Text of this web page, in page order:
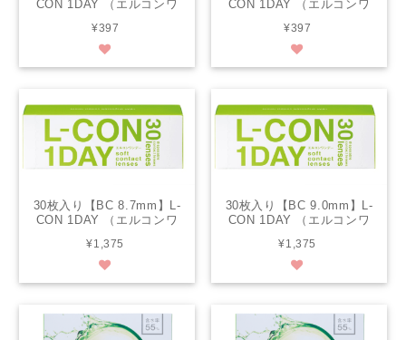
CON 1DAY （エルコンワ
¥397
CON 1DAY （エルコンワ
¥397
30枚入り【BC 8.7mm】L-
CON 1DAY （エルコンワ
¥1,375
30枚入り【BC 9.0mm】L-
CON 1DAY （エルコンワ
¥1,375